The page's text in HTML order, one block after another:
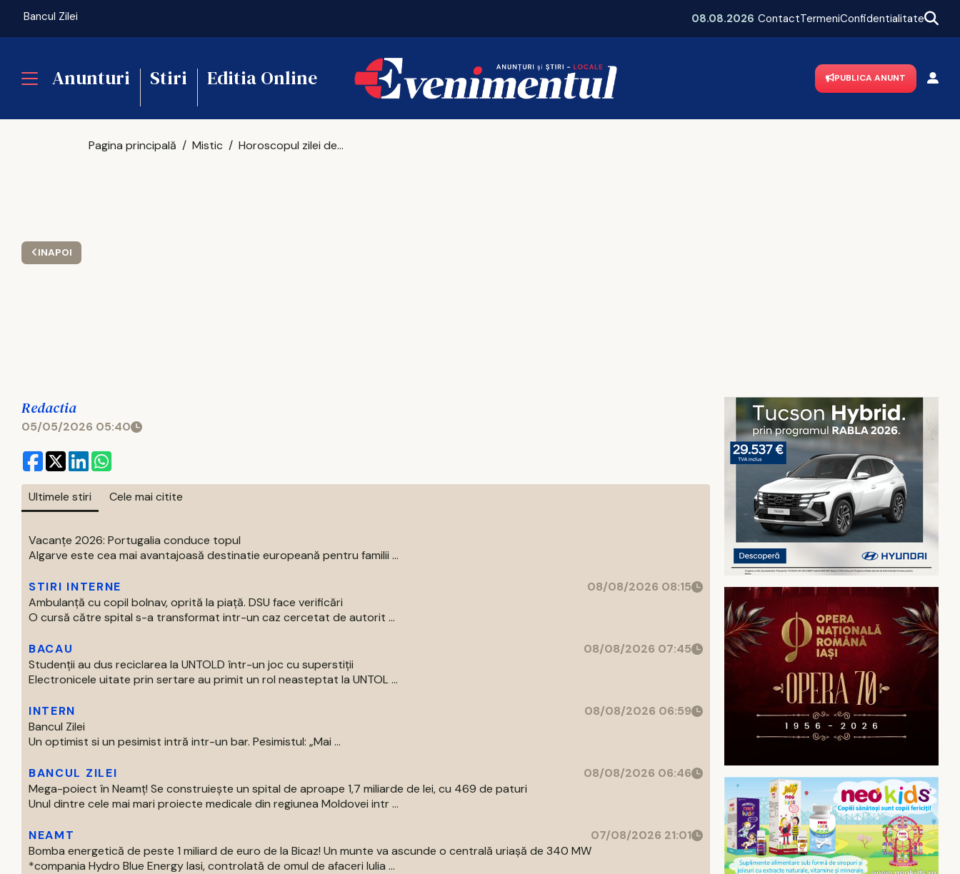
Bancul Zilei Mega-poiect în Neamț! Se construiește un spital de aproape 1,7 miliarde de lei, cu 469 de paturi
08.08.2026 ContactTermeniConfidentialitate
Anunturi Stiri Editia Online PUBLICA ANUNT
INAPOI
Pagina principală Mistic Horoscopul zilei de marți, 5 mai 2026
Redactia
05/05/2026 05:40
Ultimele stiri Cele mai citite
Vacanțe 2026: Portugalia conduce topul
Algarve este cea mai avantajoasă destinatie europeană pentru familii ...
STIRI INTERNE
08/08/2026 08:15
Ambulanță cu copil bolnav, oprită la piață. DSU face verificări
O cursă către spital s-a transformat intr-un caz cercetat de autorit ...
BACAU
08/08/2026 07:45
Studenții au dus reciclarea la UNTOLD într-un joc cu superstiții
Electronicele uitate prin sertare au primit un rol neasteptat la UNTOL ...
INTERN
08/08/2026 06:59
Bancul Zilei
Un optimist si un pesimist intră intr-un bar. Pesimistul: „Mai ...
BANCUL ZILEI
08/08/2026 06:46
Mega-poiect în Neamț! Se construiește un spital de aproape 1,7 miliarde de lei, cu 469 de paturi
Unul dintre cele mai mari proiecte medicale din regiunea Moldovei intr ...
NEAMT
07/08/2026 21:01
Bomba energetică de peste 1 miliard de euro de la Bicaz! Un munte va ascunde o centrală uriașă de 340 MW
*compania Hydro Blue Energy Iasi, controlată de omul de afaceri Iulia ...